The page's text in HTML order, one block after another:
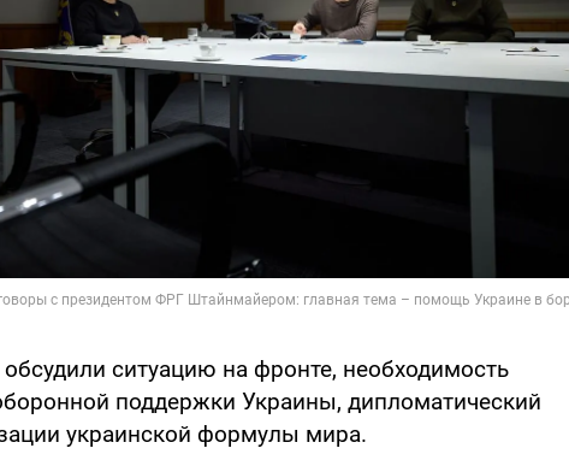
обсудили ситуацию на фронте, необходимость
поддержки Украины, дипломатический
украинской формулы мира.